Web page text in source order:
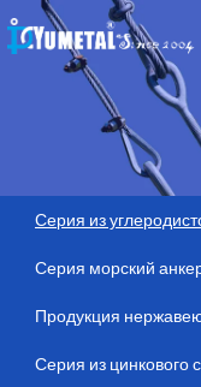
Серия из
Серия морский
Продукция
Серия из цинкового